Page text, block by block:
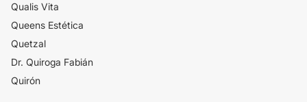
Qualis Vita
Queens Estética
Quetzal
Dr. Quiroga Fabián
Quirón